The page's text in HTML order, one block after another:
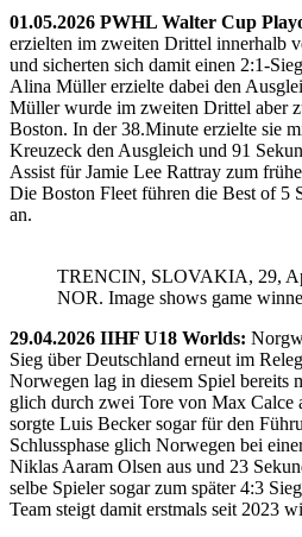
01.05.2026 PWHL Walter Cup
erzielten im zweiten Drittel innerhalb
und sicherten sich damit einen 2:1-
Alina Müller erzielte dabei den
Müller wurde im zweiten Drittel aber
Boston. In der 38.Minute erzielte sie
Kreuzeck den Ausgleich und 91
Assist für Jamie Lee Rattray zum
Die Boston Fleet führen die Best of 5
an.
TRENCIN, SLOVAKIA, 29,
NOR. Image shows game
29.04.2026 IIHF U18 Worlds:
Sieg über Deutschland erneut im
Norwegen lag in diesem Spiel bereits
glich durch zwei Tore von Max Calce
sorgte Luis Becker sogar für den
Schlussphase glich Norwegen bei
Niklas Aaram Olsen aus und 23
selbe Spieler sogar zum später 4:3
Team steigt damit erstmals seit 2023